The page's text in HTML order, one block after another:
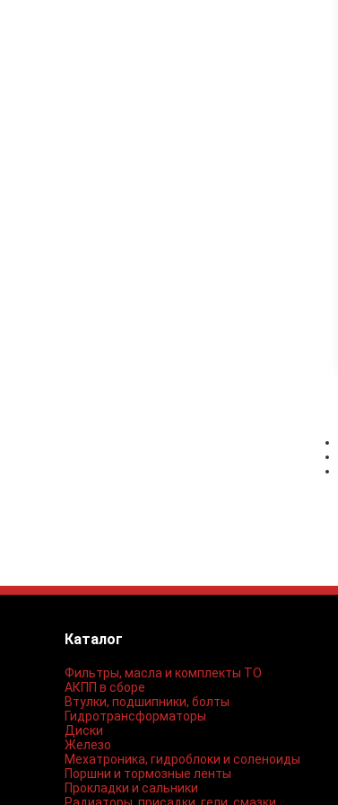
Каталог
Фильтры, масла и комплекты ТО
АКПП в сборе
Втулки, подшипники, болты
Гидротрансформаторы
Диски
Железо
Мехатроника, гидроблоки и соленоиды
Поршни и тормозные ленты
Прокладки и сальники